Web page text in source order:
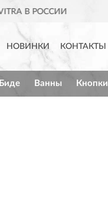
ДОСТАВИМ
НОВИНКИ КОНТАКТЫ
Биде Ванны Кнопки